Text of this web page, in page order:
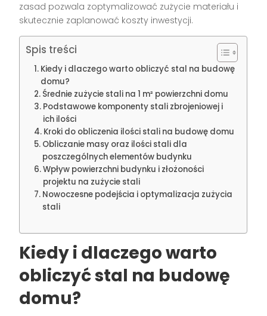
zasad pozwala zoptymalizować zużycie materiału i
skutecznie zaplanować koszty inwestycji.
Spis treści
Kiedy i dlaczego warto obliczyć stal na budowę
domu?
Średnie zużycie stali na 1 m² powierzchni domu
Podstawowe komponenty stali zbrojeniowej i
ich ilości
Kroki do obliczenia ilości stali na budowę domu
Obliczanie masy oraz ilości stali dla
poszczególnych elementów budynku
Wpływ powierzchni budynku i złożoności
projektu na zużycie stali
Nowoczesne podejścia i optymalizacja zużycia
stali
Kiedy i dlaczego warto
obliczyć stal na budowę
domu?